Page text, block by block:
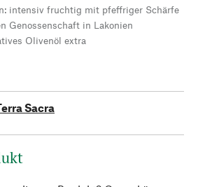
intensiv fruchtig mit pfeffriger Schärfe
Genossenschaft in Lakonien
Olivenöl extra
Sacra